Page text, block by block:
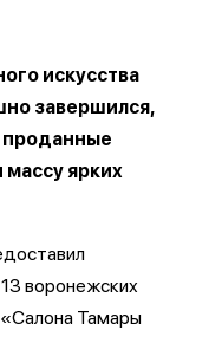
искусства
завершился,
проданные
массу ярких
воронежских
Тамары